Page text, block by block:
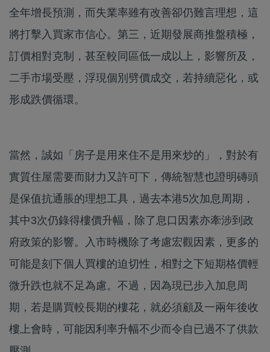
全年增長預測，而失業率雖有改善卻仍難言理想，這
將打擊入買家市信心。第三，近期發展商推盤積極，
訂價相對克制，甚至較同區低一成以上，影響所及，
二手市場受壓，浮現個別劈價成交，若持續惡化，或
形成跌價循環。
當然，誠如「房子是用來住不是用來炒的」，對於有
實質住屋需要而財力又許可下，傳統智慧也證明磚頭
是保值抗通脹的理想工具，過去本港5次加息周期，
其中3次仍錄得樓價升幅，除了息口因素亦牽涉到政
府政策的影響。入市時機除了考慮宏觀因素，更多的
可能是刻下個人買樓的迫切性，相對之下短期格價輕
微升跌也就不足為慮。不過，因為現已步入加息周
期，若是購買較長期的樓花，就必須顧及一兩年後收
樓上會時，可能因利率升幅不少而令自已過不了供款